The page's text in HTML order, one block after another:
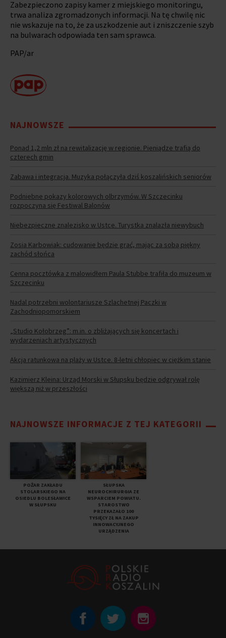
Zabezpieczono zapisy kamer z miejskiego monitoringu,
trwa analiza zgromadzonych informacji. Na tę chwilę nic
nie wskazuje na to, że za uszkodzenie aut i zniszczenie szyb
na bulwarach odpowiada ten sam sprawca.
PAP/ar
NAJNOWSZE
Ponad 1,2 mln zł na rewitalizację w regionie. Pieniądze trafią do
czterech gmin
Zabawa i integracja. Muzyka połączyła dziś koszalińskich seniorów
Podniebne pokazy kolorowych olbrzymów. W Szczecinku
rozpoczyna się Festiwal Balonów
Niebezpieczne znalezisko w Ustce. Turystka znalazła niewybuch
Zosia Karbowiak: cudowanie będzie grać, mając za sobą piękny
zachód słońca
Cenna pocztówka z malowidłem Paula Stubbe trafiła do muzeum w
Szczecinku
Nadal potrzebni wolontariusze Szlachetnej Paczki w
Zachodniopomorskiem
„Studio Kołobrzeg”: m.in. o zbliżających się koncertach i
wydarzeniach artystycznych
Akcja ratunkowa na plaży w Ustce. 8-letni chłopiec w ciężkim stanie
Kazimierz Kleina: Urząd Morski w Słupsku będzie odgrywał rolę
większą niż w przeszłości
NAJNOWSZE INFORMACJE Z TEJ KATEGORII
POŻAR ZAKŁADU
STOLARSKIEGO NA
OSIEDLU BOLESŁAWICE
W SŁUPSKU
SŁUPSKA
NEUROCHIRURGIA ZE
WSPARCIEM POWIATU.
STAROSTWO
PRZEKAZAŁO 100
TYSIĘCY ZŁ NA ZAKUP
INNOWACYJNEGO
URZĄDZENIA